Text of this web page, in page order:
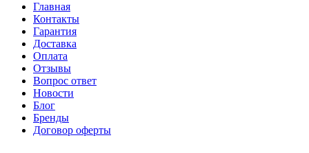
Главная
Контакты
Гарантия
Доставка
Оплата
Отзывы
Вопрос ответ
Новости
Блог
Бренды
Договор оферты